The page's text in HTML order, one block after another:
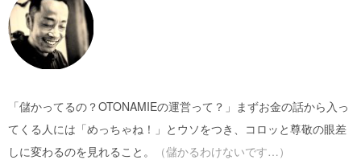
「儲かってるの？OTONAMIEの運営って？」まずお金の話から入っ
てくる人には「めっちゃね！」とウソをつき、コロッと尊敬の眼差
しに変わるのを見れること。
（儲かるわけないです… ）